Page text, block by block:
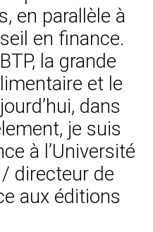
en parallèle à
en finance.
la grande
et le
dans
je suis
à l’Université
directeur de
aux éditions